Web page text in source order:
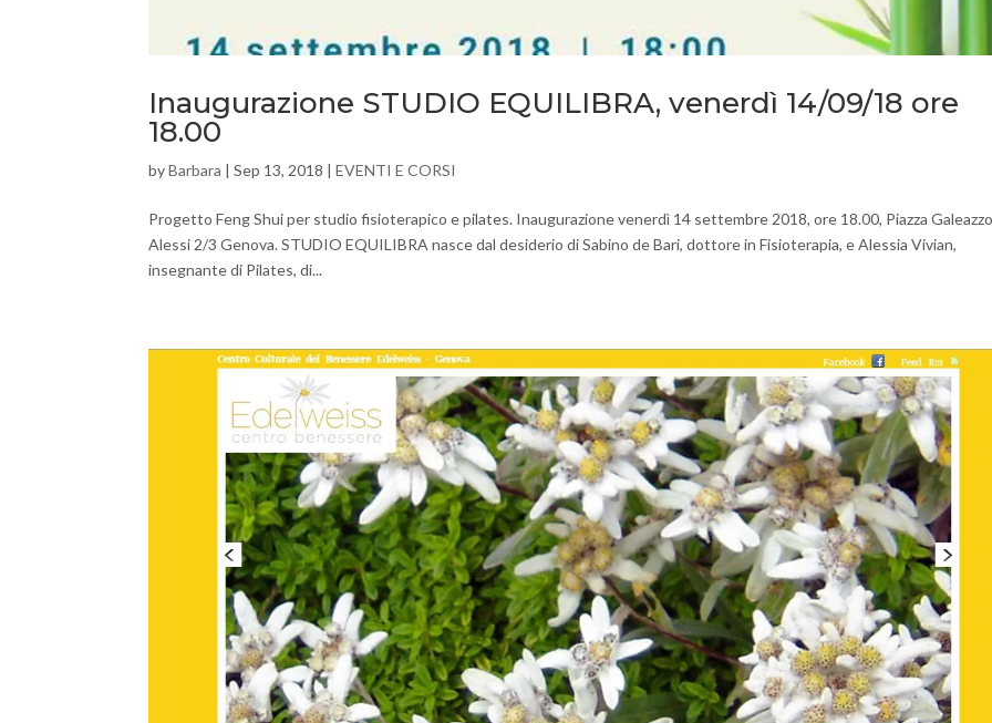
Inaugurazione STUDIO EQUILIBRA, venerdì 14/09/18 ore
18.00
byBarbara |Sep 13, 2018 |EVENTI E CORSI
Progetto Feng Shui per studio fisioterapico e pilates. Inaugurazione venerdì 14 settembre 2018, ore 18.00, Piazza
Alessi 2/3 Genova. STUDIO EQUILIBRA nasce dal desiderio di Sabino de Bari, dottore in Fisioterapia, e Alessia Vivian,
insegnante di Pilates, di...